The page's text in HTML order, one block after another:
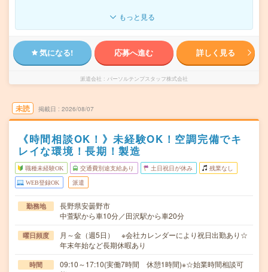
もっと見る
気になる! 応募へ進む 詳しく見る
派遣会社 パーソルテンプスタッフ株式会社
未読 掲載日 2026/08/07
《時間相談OK！》未経験OK！空調完備でキ
レイな環境！長期！製造
職種未経験OK 交通費別途支給あり 土日祝日が休み 残業なし
WEB登録OK 派遣
勤務地
長野県安曇野市
中萱駅から車10分／田沢駅から車20分
曜日頻度
月～金（週5日） ※会社カレンダーにより祝日出勤あり☆
年末年始など長期休暇あり
時間
09:10～17:10(実働7時間 休憩1時間)※☆始業時間相談可